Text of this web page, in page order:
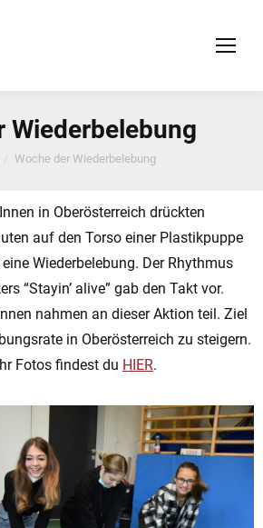
Wiederbelebung
Woche der Wiederbelebung
in Oberösterreich drückten
auf den Torso einer Plastikpuppe
Wiederbelebung. Der Rhythmus
“Stayin’ alive” gab den Takt vor.
nahmen an dieser Aktion teil. Ziel
in Oberösterreich zu steigern.
Fotos findest du HIER.